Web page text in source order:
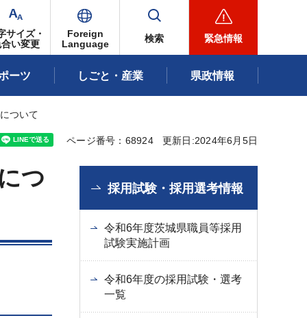
サイズ・
い変更
Foreign
Language
検索 緊急情報
ーツ しごと・産業 県政情報
ついて
ページ番号：68924 更新日:2024年6月5日
つ 採用試験・採用選考情報
令和6年度茨城県職員等採用
試験実施計画
令和6年度の採用試験・選考
一覧